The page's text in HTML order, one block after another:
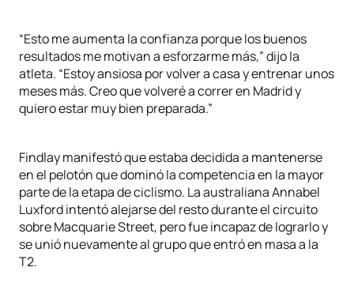
“Esto me aumenta la confianza porque los buenos
resultados me motivan a esforzarme más,” dijo la
atleta. “Estoy ansiosa por volver a casa y entrenar unos
meses más. Creo que volveré a correr en Madrid y
quiero estar muy bien preparada.”
Findlay manifestó que estaba decidida a mantenerse
en el pelotón que dominó la competencia en la mayor
parte de la etapa de ciclismo. La australiana Annabel
Luxford intentó alejarse del resto durante el circuito
sobre Macquarie Street, pero fue incapaz de lograrlo y
se unió nuevamente al grupo que entró en masa a la
T2.